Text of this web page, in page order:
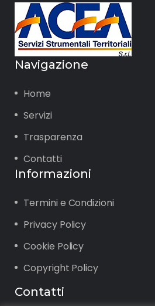
Navigazione
Home
Servizi
Trasparenza
Contatti
Informazioni
Termini e Condizioni
Privacy Policy
Cookie Policy
Copyright Policy
Contatti